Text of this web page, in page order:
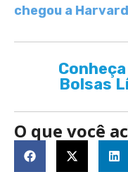
chegou a Harvard
Bolsas
O que você